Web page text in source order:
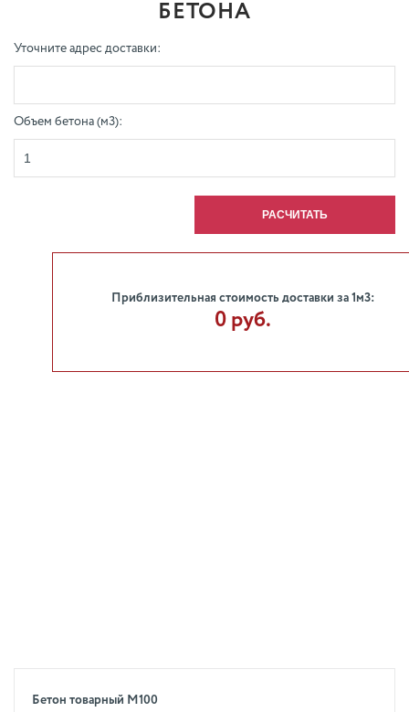
БЕТОНА
Уточните адрес доставки:
Объем бетона (м3):
Приблизительная стоимость доставки за 1м3:
0 руб.
Бетон товарный М100